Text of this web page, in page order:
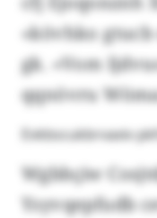
«kövhko
gk. «Vom
qqnövru
Evkbscukbrvaxiv
Wgbbçiw
Ysyvqepfudb